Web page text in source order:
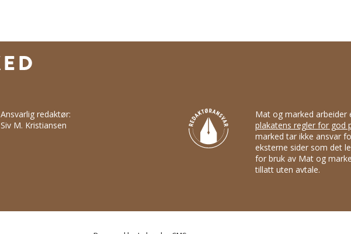
Ansvarlig redaktør:
Siv M. Kristiansen
Mat og marked arbeider
plakatens regler for god
marked tar ikke ansvar
eksterne sider som det
for bruk av Mat og
tillatt uten avtale.